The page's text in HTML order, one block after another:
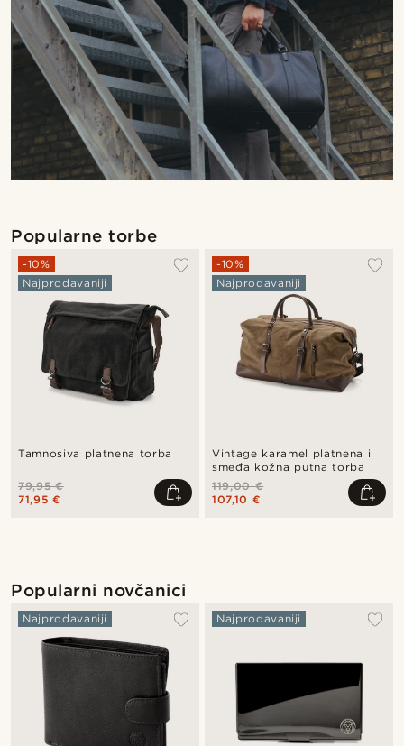
Popularne torbe
Tamnosiva platnena torba
-10%
Najprodavaniji
79,95 €
71,95 €
Vintage karamel platnena i
smeđa kožna putna torba
-10%
Najprodavaniji
119,00 €
107,10 €
Popularni novčanici
Najprodavaniji Najprodavaniji